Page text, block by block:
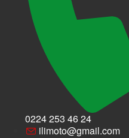
0224 253 46 24
ilimoto@gmail.com